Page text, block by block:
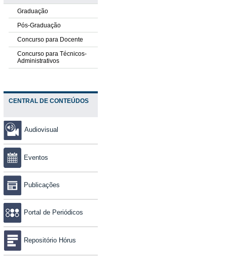
Graduação
Pós-Graduação
Concurso para Docente
Concurso para Técnicos-
Administrativos
CENTRAL DE CONTEÚDOS
Audiovisual
Eventos
Publicações
Portal de Periódicos
Repositório Hórus